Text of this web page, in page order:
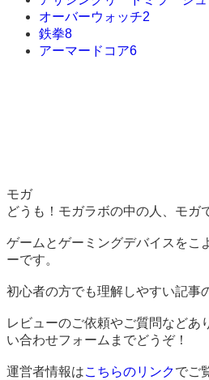
オーバーウォッチ2
鉄拳8
アーマードコア6
モガ
どうも！モガラボの中の人、モガ
ゲームとゲーミングデバイスをこ
ーです。
初心者の方でも理解しやすい記事
レビューのご依頼やご質問などあ
い合わせフォームまでどうぞ！
運営者情報はこちらのリンクでご